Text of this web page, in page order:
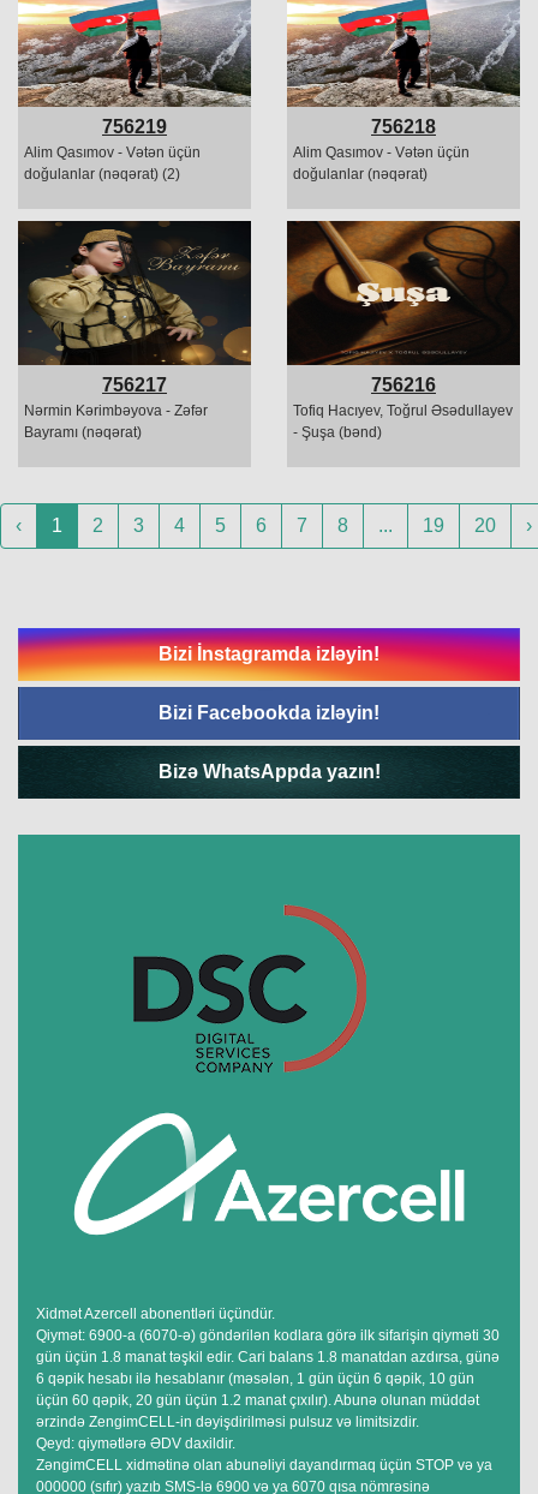
756219
Alim Qasımov - Vətən üçün
doğulanlar (nəqərat) (2)
756218
Alim Qasımov - Vətən üçün
doğulanlar (nəqərat)
756217
Nərmin Kərimbəyova - Zəfər
Bayramı (nəqərat)
756216
Tofiq Hacıyev, Toğrul Əsədullayev
- Şuşa (bənd)
‹ 1 2 3 4 5 6 7 8 ... 19 20 ›
Bizi İnstagramda izləyin!
Bizi Facebookda izləyin!
Bizə WhatsAppda yazın!
Xidmət Azercell abonentləri üçündür.
Qiymət: 6900-a (6070-ə) göndərilən kodlara görə ilk sifarişin qiyməti 30
gün üçün 1.8 manat təşkil edir. Cari balans 1.8 manatdan azdırsa, günə
6 qəpik hesabı ilə hesablanır (məsələn, 1 gün üçün 6 qəpik, 10 gün
üçün 60 qəpik, 20 gün üçün 1.2 manat çıxılır). Abunə olunan müddət
ərzində ZengimCELL-in dəyişdirilməsi pulsuz və limitsizdir.
Qeyd: qiymətlərə ƏDV daxildir.
ZəngimCELL xidmətinə olan abunəliyi dayandırmaq üçün STOP və ya
000000 (sıfır) yazıb SMS-lə 6900 və ya 6070 qısa nömrəsinə